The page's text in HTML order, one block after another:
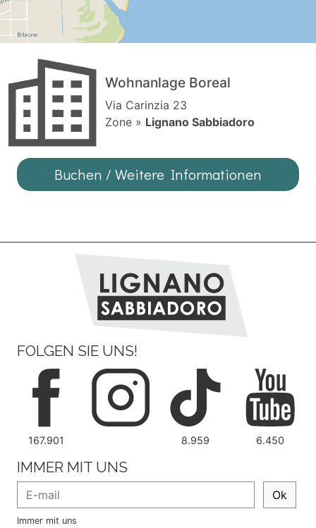
Wohnanlage Boreal
Via Carinzia 23
Zone » Lignano Sabbiadoro
Buchen / Weitere Informationen
FOLGEN SIE UNS!
167.901 8.959 6.450
IMMER MIT UNS
Ok
Immer mit uns